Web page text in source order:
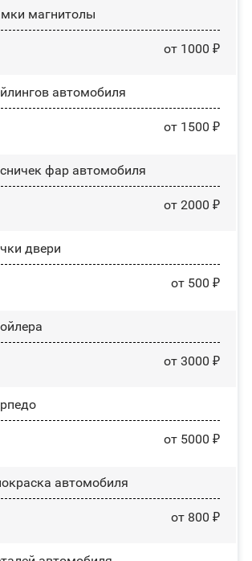
магнитолы
от 1000 ₽
автомобиля
от 1500 ₽
фар автомобиля
от 2000 ₽
двери
от 500 ₽
от 3000 ₽
от 5000 ₽
автомобиля
от 800 ₽